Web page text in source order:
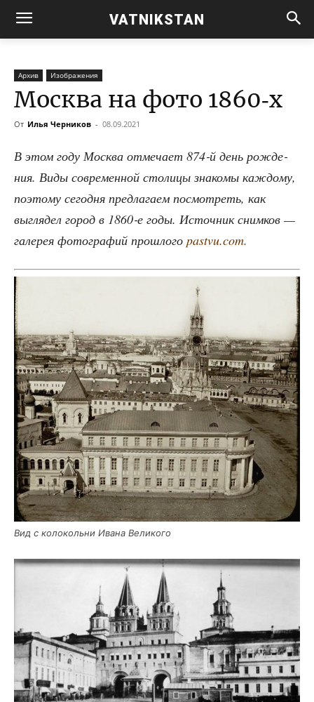
VATNIKSTAN
Архив Изображения
Москва на фото 1860‑х
От Илья Черников - 08.09.2021
В этом году Москва отме­ча­ет 874‑й день рож­де­
ния. Виды совре­мен­ной сто­ли­цы зна­ко­мы каж­до­му,
поэто­му сего­дня пред­ла­га­ем посмот­реть, как
выгля­дел город в 1860‑е годы. Источ­ник сним­ков —
гале­рея фото­гра­фий про­шло­го pastvu.com.
Вид с коло­коль­ни Ива­на Великого